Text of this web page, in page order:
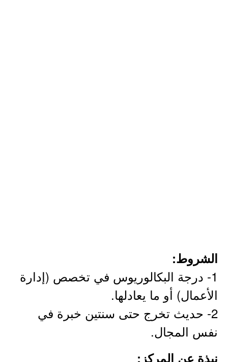
الشروط:
1- درجة البكالوريوس في تخصص (إدارة
الأعمال) أو ما يعادلها.
2- حديث تخرج حتى سنتين خبرة في
نفس المجال.
نبذة عن المركز: